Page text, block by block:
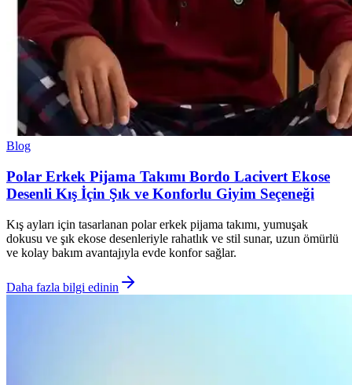
Blog
Polar Erkek Pijama Takımı Bordo Lacivert Ekose
Desenli Kış İçin Şık ve Konforlu Giyim Seçeneği
Kış ayları için tasarlanan polar erkek pijama takımı, yumuşak
dokusu ve şık ekose desenleriyle rahatlık ve stil sunar, uzun ömürlü
ve kolay bakım avantajıyla evde konfor sağlar.
Daha fazla bilgi edinin